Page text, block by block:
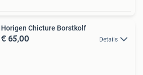
Horigen Chicture Borstkolf
€ 65,00 Details